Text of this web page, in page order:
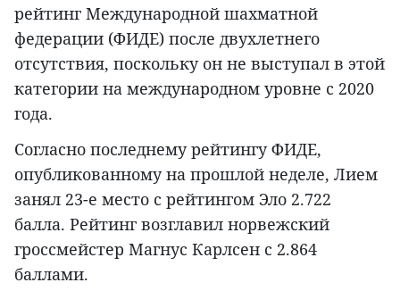
рейтинг Международной шахматной
федерации (ФИДЕ) после двухлетнего
отсутствия, поскольку он не выступал в этой
категории на международном уровне с 2020
года.
Согласно последнему рейтингу ФИДЕ,
опубликованному на прошлой неделе, Лием
занял 23-е место с рейтингом Эло 2.722
балла. Рейтинг возглавил норвежский
гроссмейстер Магнус Карлсен с 2.864
баллами.